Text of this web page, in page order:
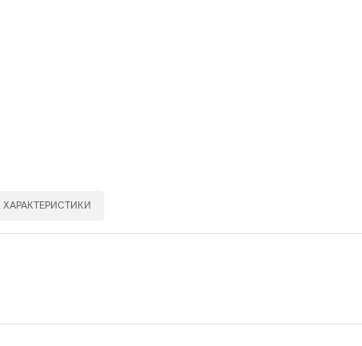
ХАРАКТЕРИСТИКИ